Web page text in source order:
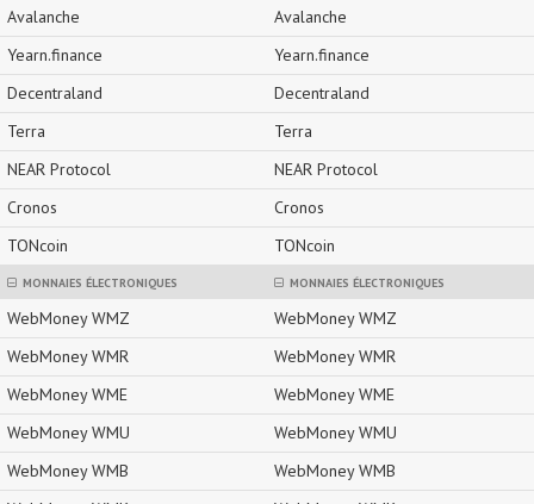
Avalanche
Yearn.finance
Decentraland
Terra
NEAR Protocol
Cronos
TONcoin
MONNAIES ÉLECTRONIQUES
WebMoney WMZ
WebMoney WMR
WebMoney WME
WebMoney WMU
WebMoney WMB
Avalanche
Yearn.finance
Decentraland
Terra
NEAR Protocol
Cronos
TONcoin
MONNAIES ÉLECTRONIQUES
WebMoney WMZ
WebMoney WMR
WebMoney WME
WebMoney WMU
WebMoney WMB